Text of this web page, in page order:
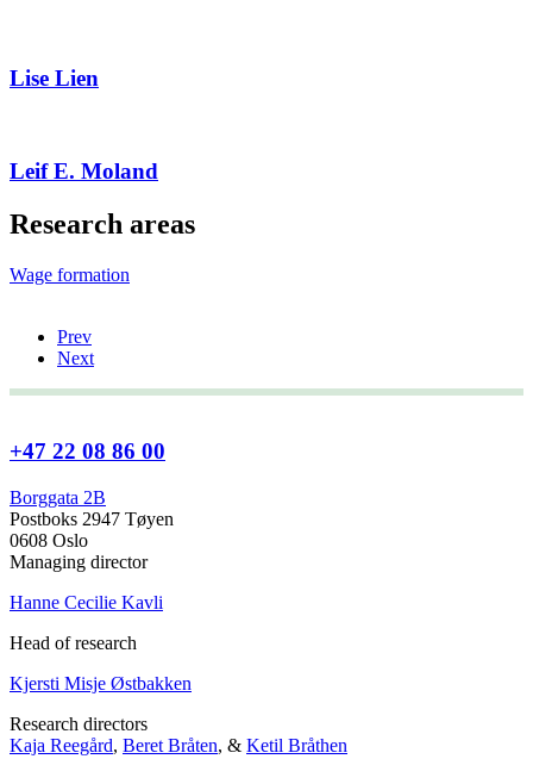
Lise Lien
Leif E. Moland
Research areas
Wage formation
Prev
Next
+47 22 08 86 00
Borggata 2B
Postboks 2947 Tøyen
0608 Oslo
Managing director
Hanne Cecilie Kavli
Head of research
Kjersti Misje Østbakken
Research directors
Kaja Reegård, Beret Bråten, & Ketil Bråthen